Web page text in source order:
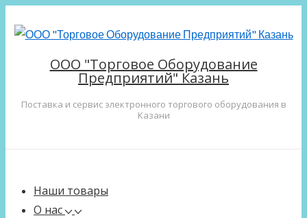
Перейти
основномуООО "Торговое Оборудование
Предприятий" Казань
Поставка и сервис электронного торгового оборудования в
Казани
Navigation
Наши товары
О нас